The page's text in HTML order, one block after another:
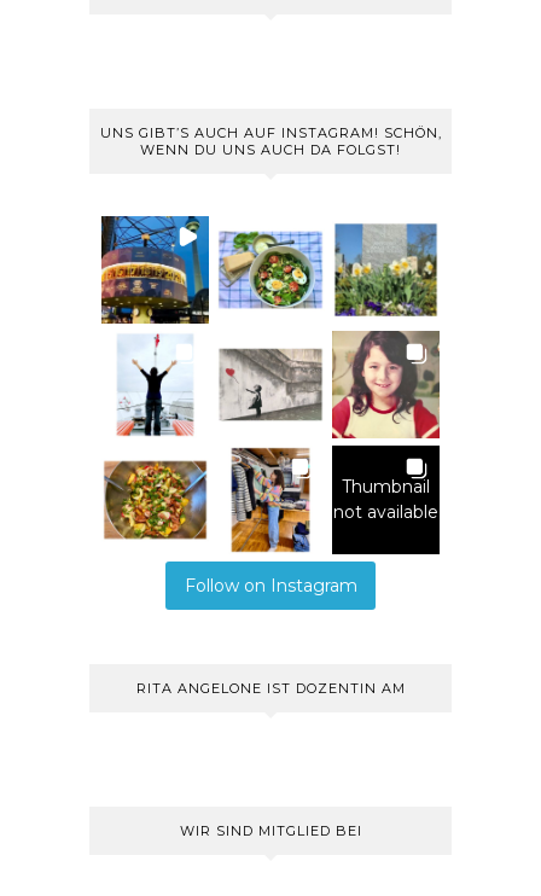
UNS GIBT’S AUCH AUF INSTAGRAM! SCHÖN,
WENN DU UNS AUCH DA FOLGST!
Thumbnail
not available
Follow on Instagram
RITA ANGELONE IST DOZENTIN AM
WIR SIND MITGLIED BEI